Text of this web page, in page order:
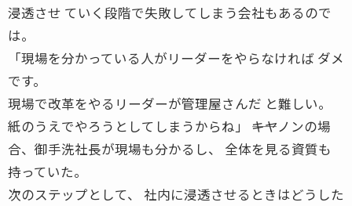
浸透させ ていく段階で失敗してしまう会社もあるので
は。
「現場を分かっている人がリーダーをやらなければ ダメ
です。
現場で改革をやるリーダーが管理屋さんだ と難しい。
紙のうえでやろうとしてしまうからね」 ――キヤノンの場
合、御手洗社長が現場も分かるし、 全体を見る資質も
持っていた。
次のステップとして、 社内に浸透させるときはどうした